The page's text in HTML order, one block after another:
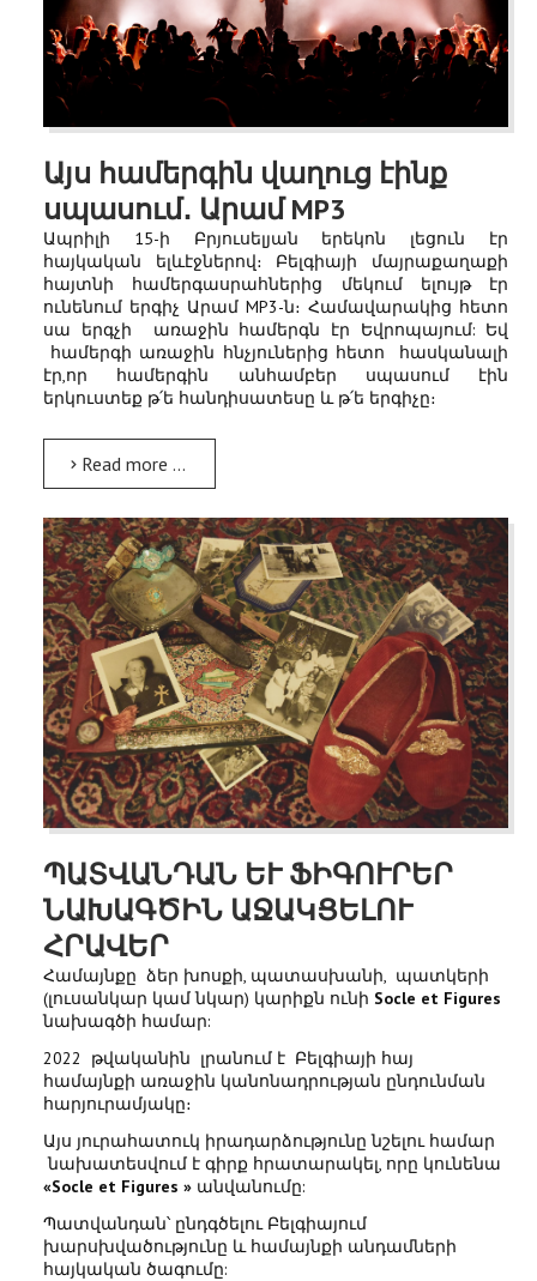
Այս համերգին վաղուց էինք
սպասում․ Արամ MP3
Ապրիլի 15-ի Բրյուսելյան երեկոն լեցուն էր
հայկական ելևէջներով։ Բելգիայի մայրաքաղաքի
հայտնի համերգասրահներից մեկում ելույթ էր
ունենում երգիչ Արամ MP3-ն։ Համավարակից հետո
սա երգչի առաջին համերգն էր Եվրոպայում: Եվ
համերգի առաջին հնչյուներից հետո հասկանալի
էր,որ համերգին անհամբեր սպասում էին
երկուստեք թ՛ե հանդիսատեսը և թ՛ե երգիչը։
Read more …
ՊԱՏՎԱՆԴԱՆ ԵՒ ՖԻԳՈՒՐԵՐ
ՆԱԽԱԳԾԻՆ ԱՋԱԿՑԵԼՈՒ
ՀՐԱՎԵՐ
Համայնքը ձեր խոսքի, պատասխանի, պատկերի
(լուսանկար կամ նկար) կարիքն ունի Socle et Figures
նախագծի համար:
2022 թվականին լրանում է Բելգիայի հայ
համայնքի առաջին կանոնադրության ընդունման
հարյուրամյակը։
Այս յուրահատուկ իրադարձությունը նշելու համար
նախատեսվում է գիրք հրատարակել, որը կունենա
«Socle et Figures » անվանումը:
Պատվանդան՝ ընդգծելու Բելգիայում
խարսխվածությունը և համայնքի անդամների
հայկական ծագումը: